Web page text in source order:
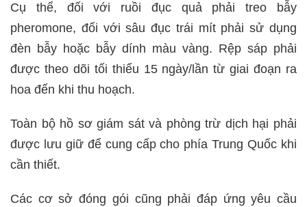
Cụ thể, đối với ruồi đục quả phải treo bẫy
pheromone, đối với sâu đục trái mít phải sử dụng
đèn bẫy hoặc bẫy dính màu vàng. Rệp sáp phải
được theo dõi tối thiểu 15 ngày/lần từ giai đoạn ra
hoa đến khi thu hoạch.
Toàn bộ hồ sơ giám sát và phòng trừ dịch hại phải
được lưu giữ để cung cấp cho phía Trung Quốc khi
cần thiết.
Các cơ sở đóng gói cũng phải đáp ứng yêu cầu